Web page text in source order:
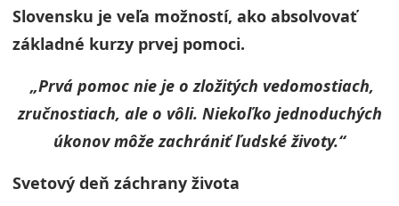
Slovensku je veľa možností, ako absolvovať
základné kurzy prvej pomoci.
„Prvá pomoc nie je o zložitých vedomostiach,
zručnostiach, ale o vôli. Niekoľko jednoduchých
úkonov môže zachrániť ľudské životy.“
Svetový deň záchrany života